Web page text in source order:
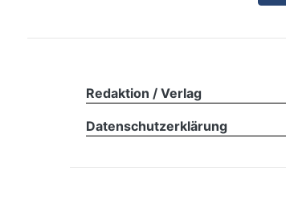
Redaktion / Verlag
Datenschutzerklärung